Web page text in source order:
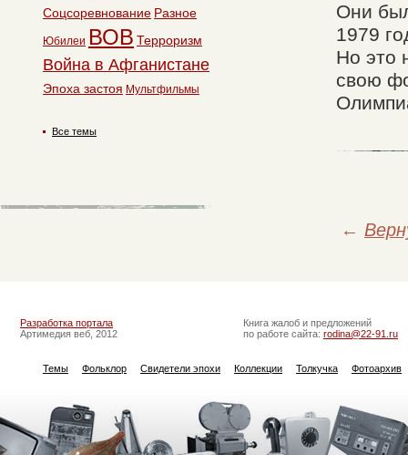
Они
1979
Но это
свою
←
Соцсоревнование Разное
Юбилеи ВОВ Терроризм
Война в Афганистане
Эпоха застоя Мультфильмы
Все темы
Разработка портала
Артимедия веб, 2012
Книга жалоб и предложений
по работе сайта: rodina@22-91.ru
Темы Фольклор Свидетели эпохи Коллекции Толкучка Фотоархив